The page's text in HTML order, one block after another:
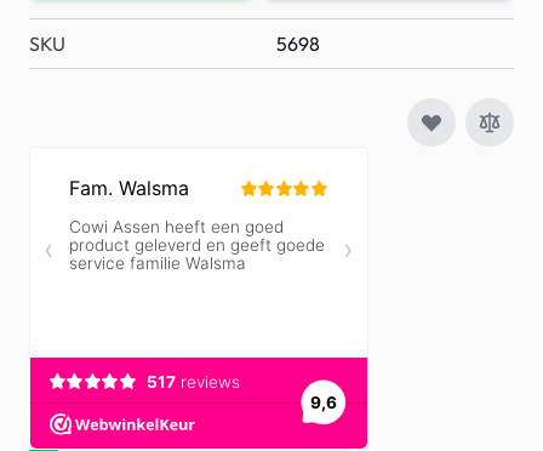
SKU 5698